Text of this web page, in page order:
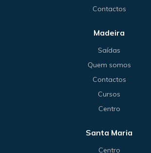
Contactos
Madeira
Saídas
Quem somos
Contactos
Cursos
Centro
Santa Maria
Centro